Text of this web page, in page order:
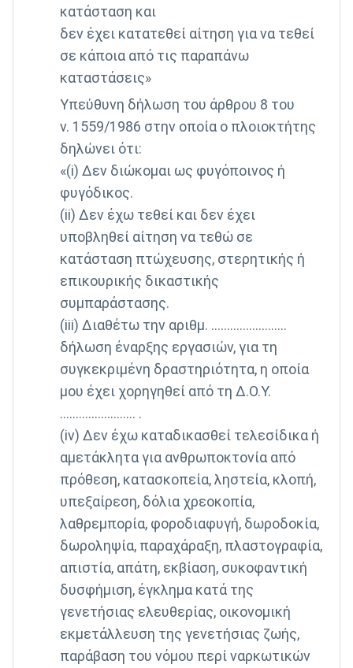
κατάσταση και
δεν έχει κατατεθεί αίτηση για να τεθεί
σε κάποια από τις παραπάνω
καταστάσεις»
Υπεύθυνη δήλωση του άρθρου 8 του
ν. 1559/1986 στην οποία ο πλοιοκτήτης
δηλώνει ότι:
«(i) Δεν διώκομαι ως φυγόποινος ή
φυγόδικος.
(ii) Δεν έχω τεθεί και δεν έχει
υποβληθεί αίτηση να τεθώ σε
κατάσταση πτώχευσης, στερητικής ή
επικουρικής δικαστικής
συμπαράστασης.
(iii) Διαθέτω την αριθμ. ........................
δήλωση έναρξης εργασιών, για τη
συγκεκριμένη δραστηριότητα, η οποία
μου έχει χορηγηθεί από τη Δ.Ο.Υ.
........................ .
(iv) Δεν έχω καταδικασθεί τελεσίδικα ή
αμετάκλητα για ανθρωποκτονία από
πρόθεση, κατασκοπεία, ληστεία, κλοπή,
υπεξαίρεση, δόλια χρεοκοπία,
λαθρεμπορία, φοροδιαφυγή, δωροδοκία,
δωροληψία, παραχάραξη, πλαστογραφία,
απιστία, απάτη, εκβίαση, συκοφαντική
δυσφήμιση, έγκλημα κατά της
γενετήσιας ελευθερίας, οικονομική
εκμετάλλευση της γενετήσιας ζωής,
παράβαση του νόμου περί ναρκωτικών